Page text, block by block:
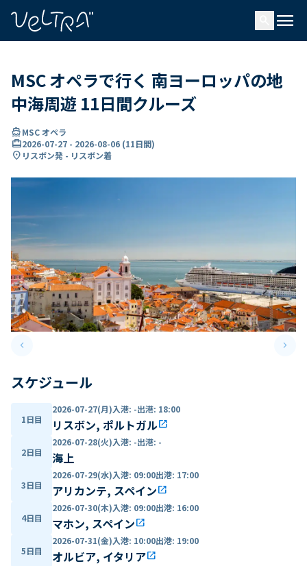
menu
MSC オペラで行く 南ヨーロッパの地
中海周遊 11日間クルーズ
directions_boatMSC オペラ
card_travel2026-07-27 - 2026-08-06 (11日間)
location_on リスボン発 - リスボン着
keyboard_arrow_leftPrevious slide keyboard_arrow_right
スケジュール
1日目
2026-07-27(月)入港: -出港: 18:00
リスボン, ポルトガルopen_in_new
2日目
2026-07-28(火)入港: -出港: -
海上
3日目
2026-07-29(水)入港: 09:00出港: 17:00
アリカンテ, スペインopen_in_new
4日目
2026-07-30(木)入港: 09:00出港: 16:00
マホン, スペインopen_in_new
5日目
2026-07-31(金)入港: 10:00出港: 19:00
オルビア, イタリアopen_in_new